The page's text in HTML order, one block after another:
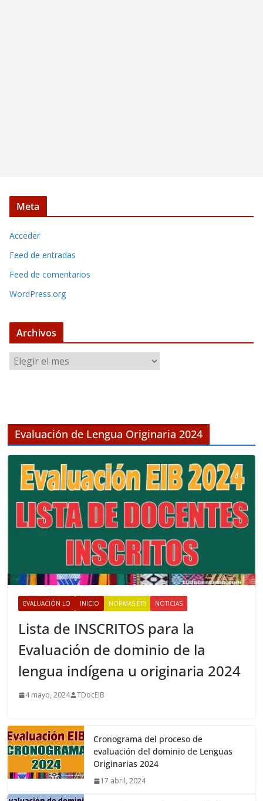
Meta
Acceder
Feed de entradas
Feed de comentarios
WordPress.org
Archivos
r
o
Evaluación de Lengua Originaria 2024
EVALUACIÓN LO INICIO NORMAS EIB NOTICIAS
Lista de INSCRITOS para la
Evaluación de dominio de la
lengua indígena u originaria 2024
4 mayo, 2024 TDocEIB
Cronograma del proceso de
evaluación del dominio de Lenguas
Originarias 2024
17 abril, 2024